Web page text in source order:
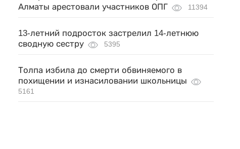
Алматы арестовали участников ОПГ
11394
13-летний подросток застрелил 14-летнюю
сводную сестру
5395
Толпа избила до смерти обвиняемого в
похищении и изнасиловании школьницы
5161